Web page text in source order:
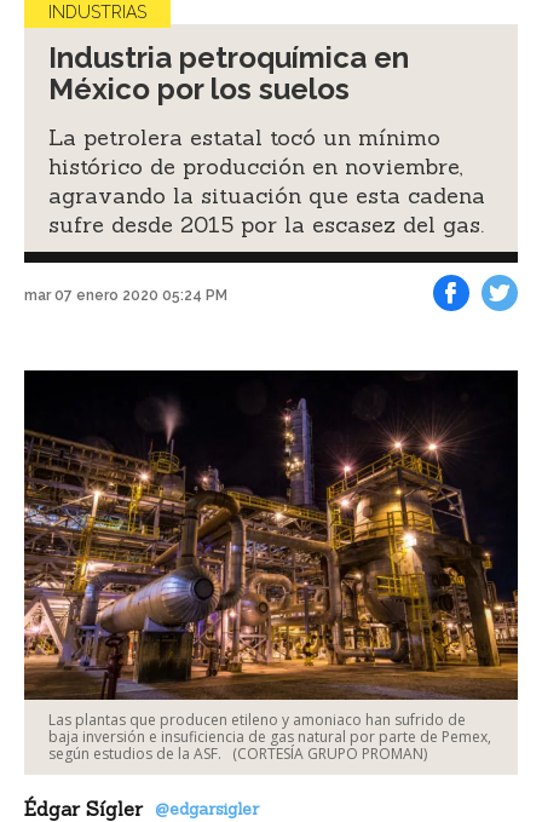
INDUSTRIAS
Industria petroquímica en
México por los suelos
La petrolera estatal tocó un mínimo
histórico de producción en noviembre,
agravando la situación que esta cadena
sufre desde 2015 por la escasez del gas.
mar 07 enero 2020 05:24 PM
Las plantas que producen etileno y amoniaco han sufrido de
baja inversión e insuficiencia de gas natural por parte de Pemex,
según estudios de la ASF.
(CORTESÍA GRUPO PROMAN)
Édgar Sígler @edgarsigler